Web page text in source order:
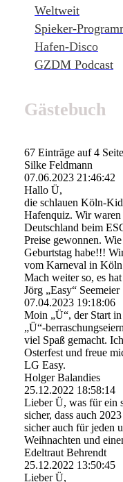
Weltweit
Spieker-
Hafen-Disco
GZDM Podcast
Gästebuch
67 Einträge auf 4
Silke Feldmann
07.06.2023 21:46:42
Hallo Ü,
die schlauen Köln-
Hafenquiz. Wir
Deutschland beim
Preise gewonnen.
Geburtstag habe!!!
vom Karneval in
Mach weiter so, es
Jörg „Easy“ Seemeier
07.04.2023 19:18:06
Moin „Ü“, der Start
„Ü“-
viel Spaß gemacht.
Osterfest und freue
LG Easy.
Holger Balandies
25.12.2022 18:58:14
Lieber Ü, was für ein
sicher, dass auch
sicher auch für jeden
Weihnachten und
Edeltraut Behrendt
25.12.2022 13:50:45
Lieber Ü,